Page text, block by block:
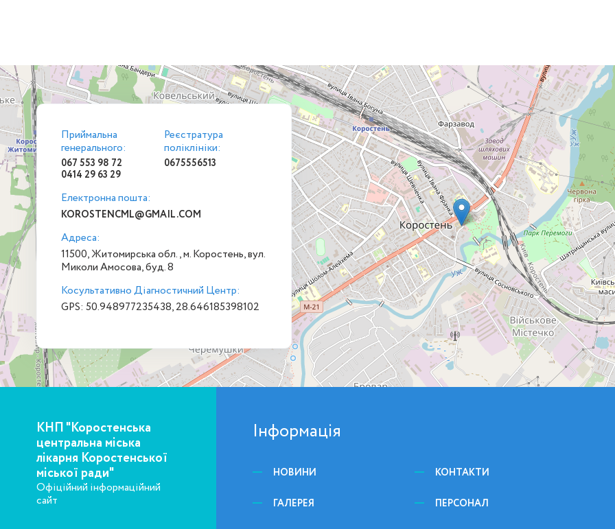
Приймальна
генерального:
067 553 98 72
0414 29 63 29
Реєстратура
поліклініки:
0675556513
Електронна пошта:
KOROSTENCML@GMAIL.COM
Адреса:
11500, Житомирська обл., м. Коростень, вул.
Миколи Амосова, буд. 8
Косультативно Діагностичний Центр:
GPS: 50.948977235438, 28.646185398102
КНП "Коростенська
центральна міська
лікарня Коростенської
міської ради"
Офіційний інформаційний
сайт
Інформація
НОВИНИ
ГАЛЕРЕЯ
КОНТАКТИ
ПЕРСОНАЛ